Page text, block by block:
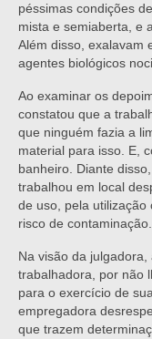
péssimas condições
mista e semiaberta, e
Além disso, exalavam
agentes biológicos
Ao examinar os
constatou que a
que ninguém fazia a
material para isso. E,
banheiro. Diante
trabalhou em local
de uso, pela
risco de contaminação.
Na visão da
trabalhadora, por não
para o exercício de
empregadora
que trazem